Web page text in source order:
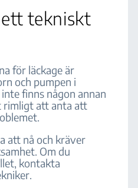
tekniskt
för läckage är
och pumpen i
finns någon annan
rimligt att anta att
att nå och kräver
Om du
kontakta